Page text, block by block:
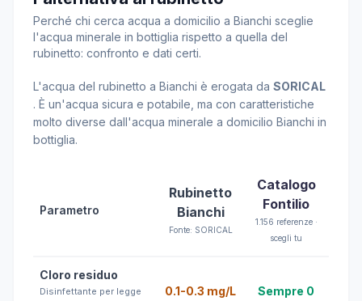
Perché chi cerca acqua a domicilio a Bianchi sceglie
l'acqua minerale in bottiglia rispetto a quella del
rubinetto: confronto e dati certi.
L'acqua del rubinetto a Bianchi è erogata da SORICAL
. È un'acqua sicura e potabile, ma con caratteristiche
molto diverse dall'acqua minerale a domicilio Bianchi in
bottiglia.
Parametro
Rubinetto
Bianchi
Fonte: SORICAL
Catalogo
Fontilio
1.156 referenze ·
scegli tu
Cloro residuo
Disinfettante per legge
0.1-0.3 mg/L Sempre 0